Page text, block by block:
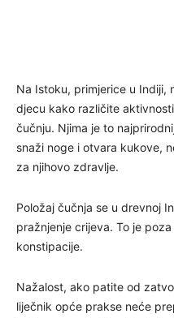
Na Istoku, primjerice u Indiji,
djecu kako različite
čučnju. Njima je to
snaži noge i otvara kukove,
za njihovo zdravlje.
Položaj čučnja se u drevnoj
pražnjenje crijeva. To je
konstipacije.
Nažalost, ako patite od
liječnik opće prakse neće